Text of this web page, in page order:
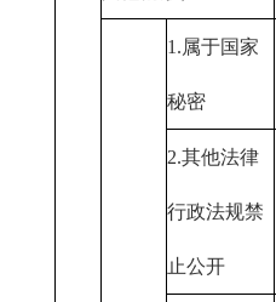
1.属于国家
秘密
2.其他法律
行政法规禁
止公开